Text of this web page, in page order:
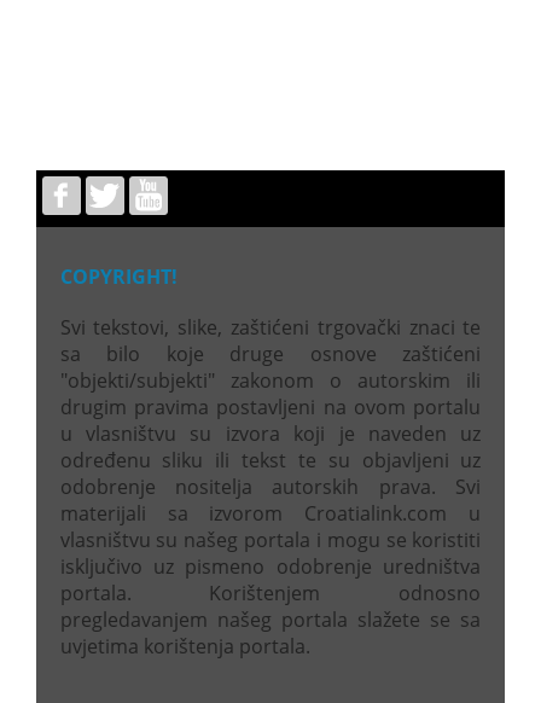
COPYRIGHT!
Svi tekstovi, slike, zaštićeni trgovački znaci te
sa bilo koje druge osnove zaštićeni
"objekti/subjekti" zakonom o autorskim ili
drugim pravima postavljeni na ovom portalu
u vlasništvu su izvora koji je naveden uz
određenu sliku ili tekst te su objavljeni uz
odobrenje nositelja autorskih prava. Svi
materijali sa izvorom Croatialink.com u
vlasništvu su našeg portala i mogu se koristiti
isključivo uz pismeno odobrenje uredništva
portala. Korištenjem odnosno
pregledavanjem našeg portala slažete se sa
uvjetima korištenja portala.